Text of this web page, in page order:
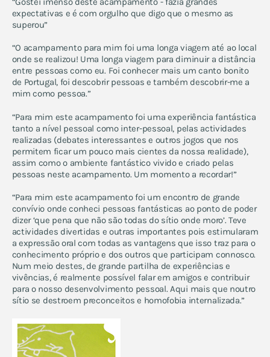
expectativas e é com orgulho que digo que o mesmo as
superou”
“O acampamento para mim foi uma longa viagem até ao local
onde se realizou! Uma longa viagem para diminuir a distância
entre pessoas como eu. Foi conhecer mais um canto bonito
de Portugal, foi descobrir pessoas e também descobrir-me a
mim como pessoa.”
“Para mim este acampamento foi uma experiência fantástica
tanto a nível pessoal como inter-pessoal, pelas actividades
realizadas (debates interessantes e outros jogos que nos
permitem ficar um pouco mais cientes da nossa realidade),
assim como o ambiente fantástico vivido e criado pelas
pessoas neste acampamento. Um momento a recordar!”
“Para mim este acampamento foi um encontro de grande
convívio onde conheci pessoas fantásticas ao ponto de poder
dizer ‘que pena que não são todas do sítio onde moro’. Teve
actividades divertidas e outras importantes pois estimularam
a expressão oral com todas as vantagens que isso traz para o
conhecimento próprio e dos outros que participam connosco.
Num meio destes, de grande partilha de experiências e
vivências, é realmente possível falar em amigos e contribuir
para o nosso desenvolvimento pessoal. Aqui mais que noutro
sítio se destroem preconceitos e homofobia internalizada.”